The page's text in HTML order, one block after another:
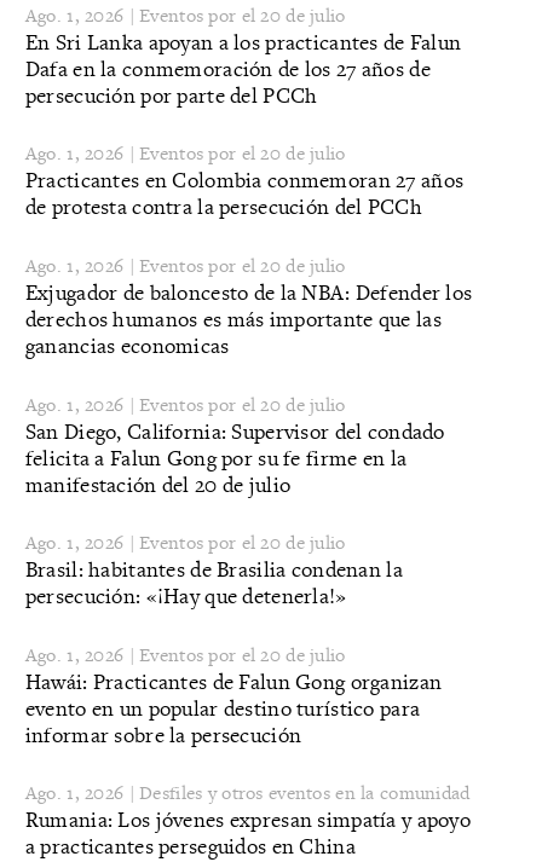
Ago. 1, 2026 | Eventos por el 20 de julio
En Sri Lanka apoyan a los practicantes de Falun
Dafa en la conmemoración de los 27 años de
persecución por parte del PCCh
Ago. 1, 2026 | Eventos por el 20 de julio
Practicantes en Colombia conmemoran 27 años
de protesta contra la persecución del PCCh
Ago. 1, 2026 | Eventos por el 20 de julio
Exjugador de baloncesto de la NBA: Defender los
derechos humanos es más importante que las
ganancias economicas
Ago. 1, 2026 | Eventos por el 20 de julio
San Diego, California: Supervisor del condado
felicita a Falun Gong por su fe firme en la
manifestación del 20 de julio
Ago. 1, 2026 | Eventos por el 20 de julio
​Brasil: habitantes de Brasilia condenan la
persecución: «¡Hay que detenerla!»
Ago. 1, 2026 | Eventos por el 20 de julio
Hawái: Practicantes de Falun Gong organizan
evento en un popular destino turístico para
informar sobre la persecución
Ago. 1, 2026 | Desfiles y otros eventos en la comunidad
Rumania: Los jóvenes expresan simpatía y apoyo
a practicantes perseguidos en China